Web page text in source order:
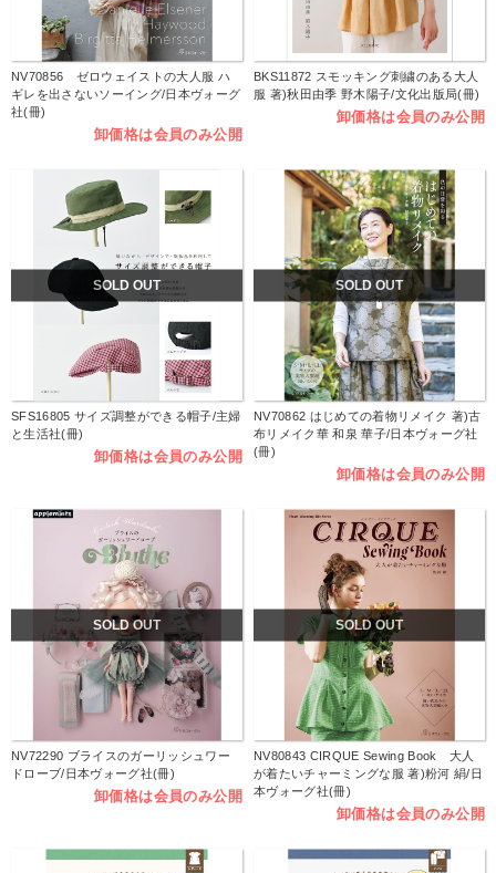
NV70856 ゼロウェイストの大人服 ハ
ギレを出さないソーイング/日本ヴォーグ
社(冊)
卸価格は会員のみ公開
BKS11872 スモッキング刺繍のある大人
服 著)秋田由季 野木陽子/文化出版局(冊)
卸価格は会員のみ公開
SOLD OUT
SFS16805 サイズ調整ができる帽子/主婦
と生活社(冊)
卸価格は会員のみ公開
SOLD OUT
NV70862 はじめての着物リメイク 著)古
布リメイク華 和泉 華子/日本ヴォーグ社
(冊)
卸価格は会員のみ公開
SOLD OUT
NV72290 ブライスのガーリッシュワー
ドローブ/日本ヴォーグ社(冊)
卸価格は会員のみ公開
SOLD OUT
NV80843 CIRQUE Sewing Book 大人
が着たいチャーミングな服 著)粉河 絹/日
本ヴォーグ社(冊)
卸価格は会員のみ公開